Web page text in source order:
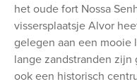
het oude fort Nossa
vissersplaatsje Alvor
gelegen aan een mooie
lange zandstranden zijn
ook een historisch